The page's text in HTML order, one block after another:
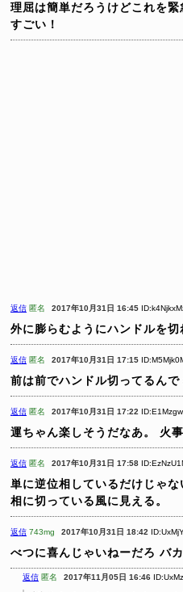
理屈は簡単だろうけどこれを
すごい！
返信 匿名 2017年10月31日 16:45
外に膨らむようにハンドルを切
返信 匿名 2017年10月31日 17:15
前は前でハンドル切ってるんで
返信 匿名 2017年10月31日 17:22
運ちゃん楽しそうだなあ。 火
返信 匿名 2017年10月31日 17:58
単に逆位相しているだけじゃな
相に切っている風に見える。
返信 743mg 2017年10月31日 18:42
べつに喜んじゃいねーだろ バ
返信 匿名 2017年11月05日 16:46